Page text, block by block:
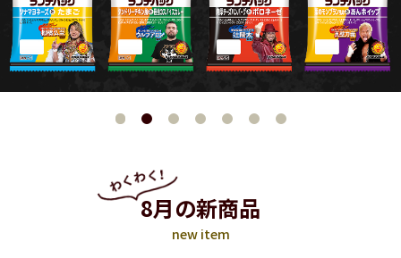
8月の新商品
new item